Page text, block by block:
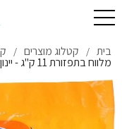
בית / קטלוג מוצרים /
מלווח בתפזורת 11 ק''ג - יינון